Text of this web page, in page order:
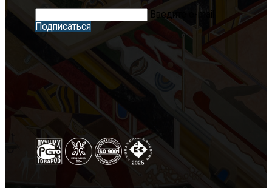
Введите e-mail
Подписаться